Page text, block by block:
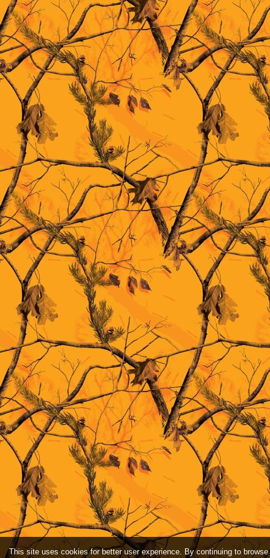
This site uses cookies for better user experience. By continuing to